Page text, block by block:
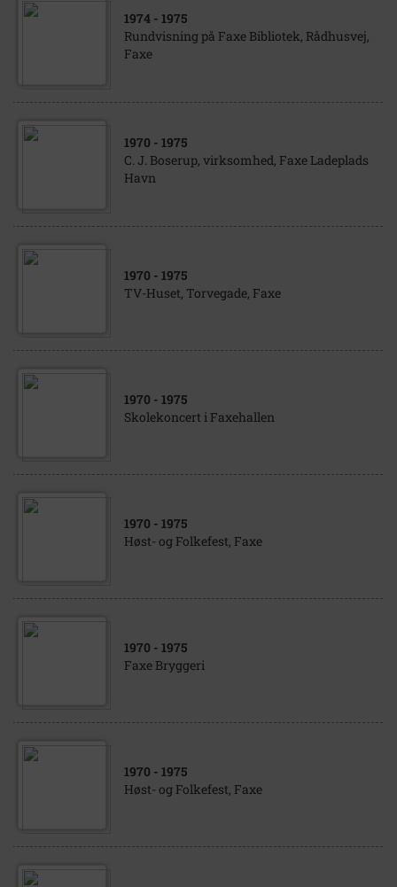
1974 - 1975
Rundvisning på Faxe Bibliotek, Rådhusvej,
Faxe
1970 - 1975
C. J. Boserup, virksomhed, Faxe Ladeplads
Havn
1970 - 1975
TV-Huset, Torvegade, Faxe
1970 - 1975
Skolekoncert i Faxehallen
1970 - 1975
Høst- og Folkefest, Faxe
1970 - 1975
Faxe Bryggeri
1970 - 1975
Høst- og Folkefest, Faxe